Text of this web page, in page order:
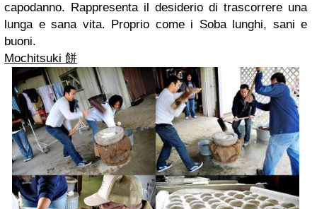
capodanno. Rappresenta il desiderio di trascorrere una
lunga e sana vita. Proprio come i Soba lunghi, sani e
buoni.
Mochitsuki 餅